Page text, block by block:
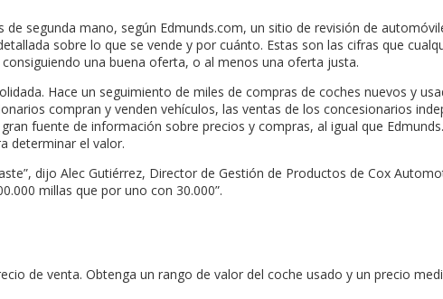
segunda mano, según Edmunds.com, un sitio de revisión de
sobre lo que se vende y por cuánto. Estas son las cifras que
una buena oferta, o al menos una oferta justa.
Hace un seguimiento de miles de compras de coches nuevos y
compran y venden vehículos, las ventas de los concesionarios
fuente de información sobre precios y compras, al igual que
determinar el valor.
dijo Alec Gutiérrez, Director de Gestión de Productos de Cox
millas que por uno con 30.000”.
de venta. Obtenga un rango de valor del coche usado y un precio